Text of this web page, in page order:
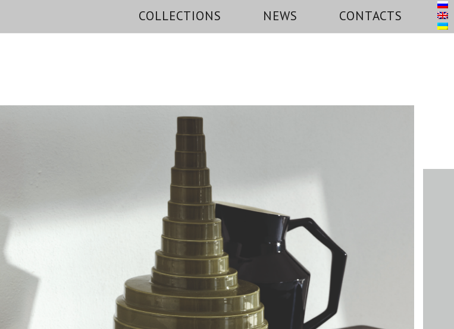
COLLECTIONS NEWS CONTACTS